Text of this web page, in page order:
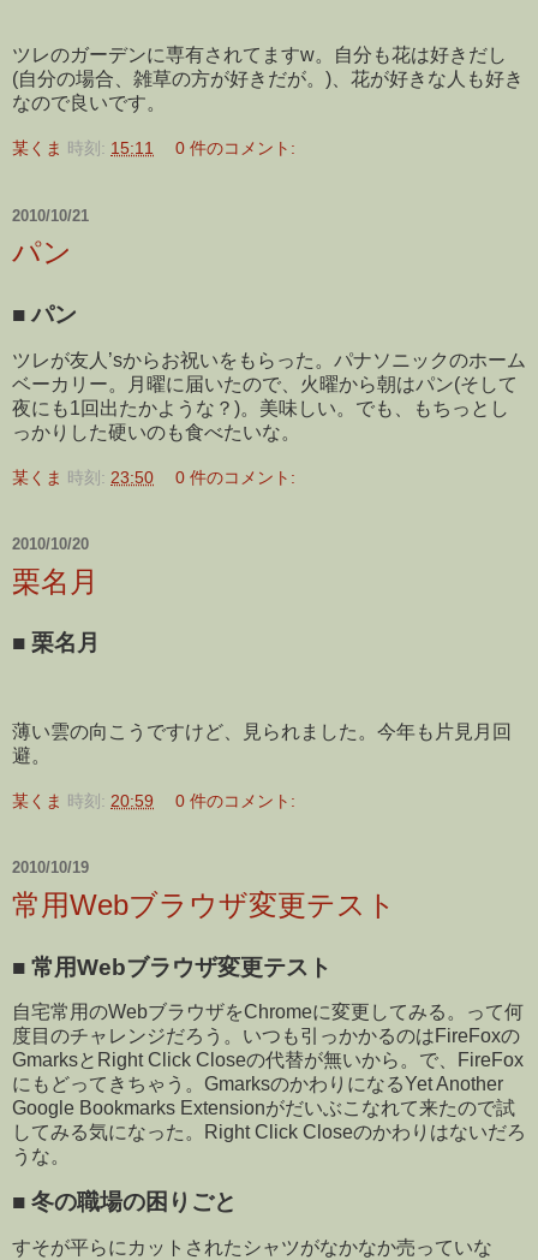
ツレのガーデンに専有されてますw。自分も花は好きだし
(自分の場合、雑草の方が好きだが。)、花が好きな人も好き
なので良いです。
某くま 時刻: 15:11 0 件のコメント:
2010/10/21
パン
■パン
ツレが友人’sからお祝いをもらった。パナソニックのホーム
ベーカリー。月曜に届いたので、火曜から朝はパン(そして
夜にも1回出たかような？)。美味しい。でも、もちっとし
っかりした硬いのも食べたいな。
某くま 時刻: 23:50 0 件のコメント:
2010/10/20
栗名月
■ 栗名月
薄い雲の向こうですけど、見られました。今年も片見月回
避。
某くま 時刻: 20:59 0 件のコメント:
2010/10/19
常用Webブラウザ変更テスト
■ 常用Webブラウザ変更テスト
自宅常用のWebブラウザをChromeに変更してみる。って何
度目のチャレンジだろう。いつも引っかかるのはFireFoxの
GmarksとRight Click Closeの代替が無いから。で、FireFox
にもどってきちゃう。GmarksのかわりになるYet Another
Google Bookmarks Extensionがだいぶこなれて来たので試
してみる気になった。Right Click Closeのかわりはないだろ
うな。
■ 冬の職場の困りごと
すそが平らにカットされたシャツがなかなか売っていな